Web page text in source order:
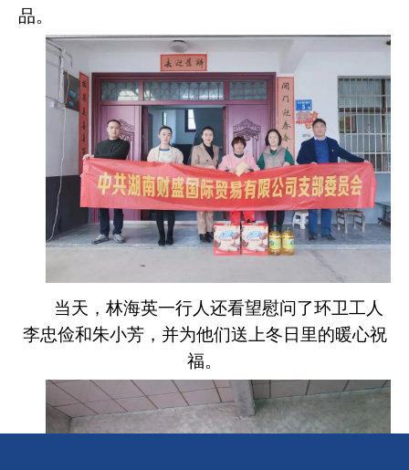
品。
当天，林海英一行人还看望慰问了环卫工人
李忠俭和朱小芳，并为他们送上冬日里的暖心祝
福。